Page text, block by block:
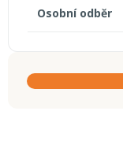
Osobní odběr